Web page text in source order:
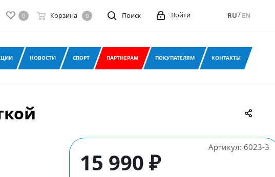
0 Корзина 0 Поиск Войти RU/EN
НОВОСТИ СПОРТ ПАРТНЕРАМ ПОКУПАТЕЛЯМ КОНТАКТЫ
Артикул: 6023-3
15 990 ₽